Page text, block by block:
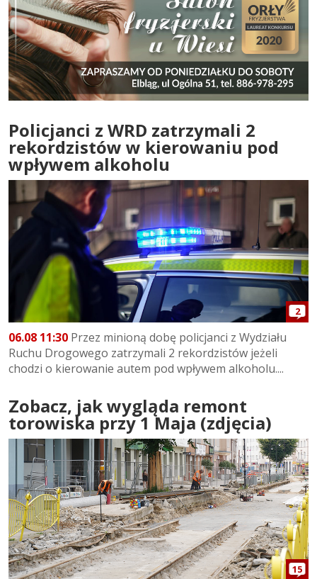
Policjanci z WRD zatrzymali 2
rekordzistów w kierowaniu pod
wpływem alkoholu
2
06.08 11:30 Przez minioną dobę policjanci z Wydziału
Ruchu Drogowego zatrzymali 2 rekordzistów jeżeli
chodzi o kierowanie autem pod wpływem alkoholu....
Zobacz, jak wygląda remont
torowiska przy 1 Maja (zdjęcia)
15